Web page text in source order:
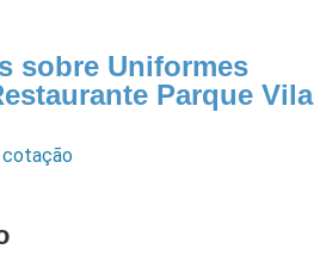
sobre Uniformes
Parque Vila